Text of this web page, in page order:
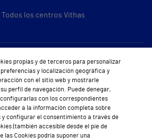
Todos los centros Vithas
Sobre Vithas
Quiénes somos
Trabajar en Vithas
Teléfono Cita Médica
Atención al Cliente
propias y de terceros para personalizar
preferencias y localización geográfica y
con el sitio web y mostrarle
perfil de navegación. Puede denegar,
con los correspondientes
a la información completa sobre
y configurar el consentimiento a través de
(también accesible desde el pie de
las Cookies podría suponer una